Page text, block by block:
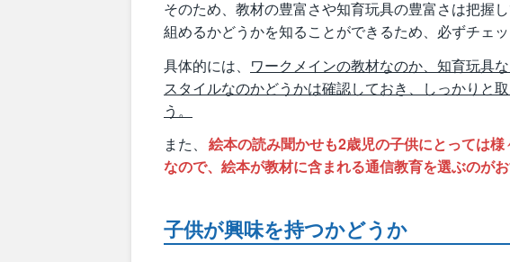
そのため、教材の豊富さや知育玩具の豊富さは把握
組めるかどうかを知ることができるため、必ずチェッ
具体的には、 ワークメインの教材なのか、知育玩具
スタイルなのかどうかは確認しておき、しっかりと
う。
また、 絵本の読み聞かせも2歳児の子供にとっては
なので、絵本が教材に含まれる通信教育を選ぶのがお
子供が興味を持つかどうか